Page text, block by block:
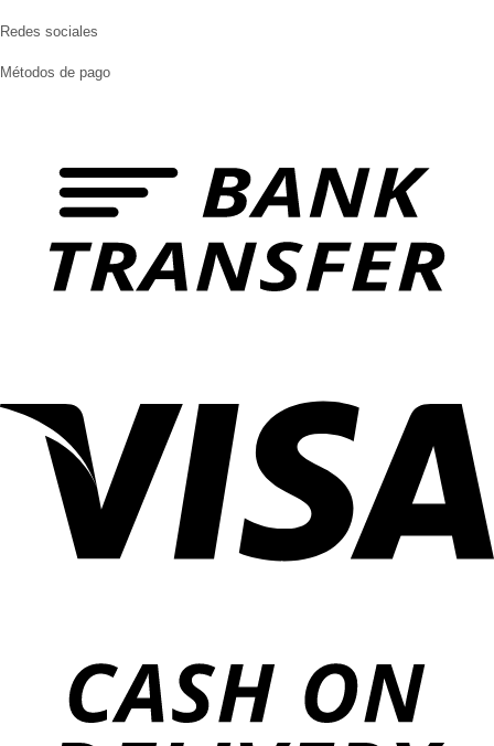
Redes sociales
Métodos de pago